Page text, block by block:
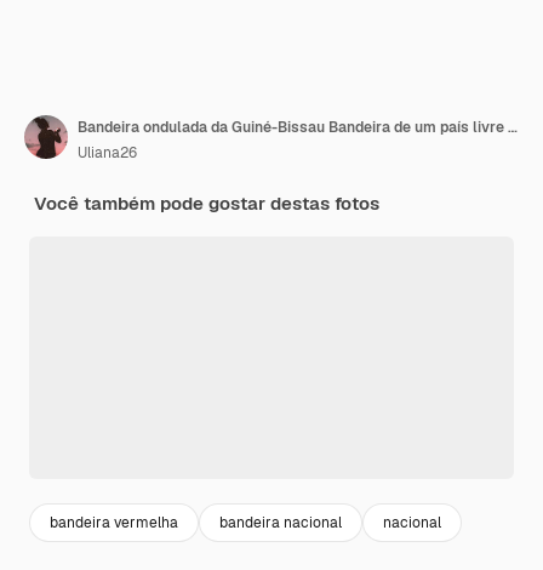
Bandeira ondulada da Guiné-Bissau Bandeira de um país livre A bandeira flutua no vento Têxteis satinados
Uliana26
Você também pode gostar destas fotos
bandeira vermelha bandeira nacional nacional